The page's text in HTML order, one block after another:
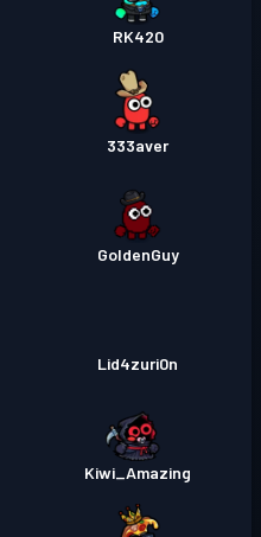
RK420
333aver
GoldenGuy
Lid4zuri0n
Kiwi_Amazing